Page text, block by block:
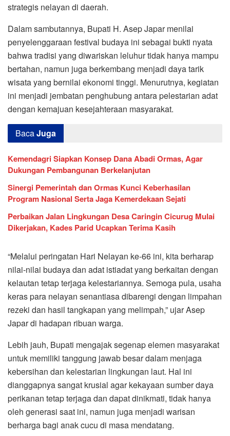
strategis nelayan di daerah.
Dalam sambutannya, Bupati H. Asep Japar menilai
penyelenggaraan festival budaya ini sebagai bukti nyata
bahwa tradisi yang diwariskan leluhur tidak hanya mampu
bertahan, namun juga berkembang menjadi daya tarik
wisata yang bernilai ekonomi tinggi. Menurutnya, kegiatan
ini menjadi jembatan penghubung antara pelestarian adat
dengan kemajuan kesejahteraan masyarakat.
BacaJuga
Kemendagri Siapkan Konsep Dana Abadi Ormas, Agar
Dukungan Pembangunan Berkelanjutan
Sinergi Pemerintah dan Ormas Kunci Keberhasilan
Program Nasional Serta Jaga Kemerdekaan Sejati
Perbaikan Jalan Lingkungan Desa Caringin Cicurug Mulai
Dikerjakan, Kades Parid Ucapkan Terima Kasih
“Melalui peringatan Hari Nelayan ke-66 ini, kita berharap
nilai-nilai budaya dan adat istiadat yang berkaitan dengan
kelautan tetap terjaga kelestariannya. Semoga pula, usaha
keras para nelayan senantiasa dibarengi dengan limpahan
rezeki dan hasil tangkapan yang melimpah,” ujar Asep
Japar di hadapan ribuan warga.
Lebih jauh, Bupati mengajak segenap elemen masyarakat
untuk memiliki tanggung jawab besar dalam menjaga
kebersihan dan kelestarian lingkungan laut. Hal ini
dianggapnya sangat krusial agar kekayaan sumber daya
perikanan tetap terjaga dan dapat dinikmati, tidak hanya
oleh generasi saat ini, namun juga menjadi warisan
berharga bagi anak cucu di masa mendatang.